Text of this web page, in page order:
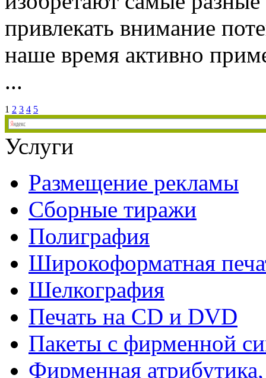
привлекать внимание
наше время активно
...
1 2 3 4 5
Услуги
Размещение рекламы
Сборные тиражи
Полиграфия
Широкоформатная
Шелкография
Печать на СD и DVD
Пакеты с фирменной
Фирменная